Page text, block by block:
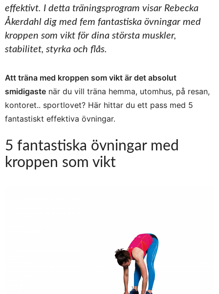
effektivt. I detta träningsprogram visar Rebecka
Åkerdahl dig med fem fantastiska övningar med
kroppen som vikt för dina största muskler,
stabilitet, styrka och flås.
Att träna med kroppen som vikt är det absolut
smidigaste när du vill träna hemma, utomhus, på resan,
kontoret.. sportlovet? Här hittar du ett pass med 5
fantastiskt effektiva övningar.
5 fantastiska övningar med
kroppen som vikt